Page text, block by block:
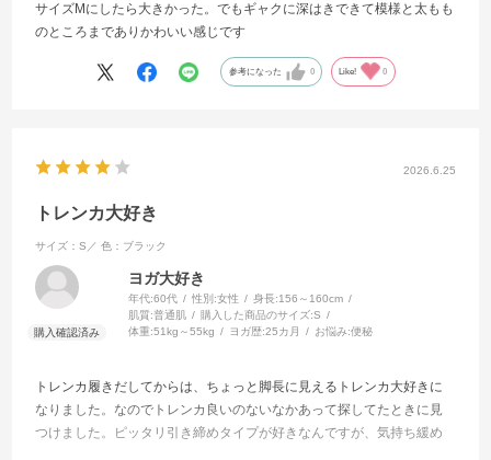
サイズMにしたら大きかった。でもギャクに深はきできて模様と太もも
のところまでありかわいい感じです
参考になった 0 Like! 0
2026.6.25
トレンカ大好き
サイズ：S／ 色：ブラック
ヨガ大好き
年代:60代 性別:女性 身長:156～160cm
肌質:普通肌 購入した商品のサイズ:S
体重:51kg～55kg ヨガ歴:25カ月 お悩み:便秘
トレンカ履きだしてからは、ちょっと脚長に見えるトレンカ大好きに
なりました。なのでトレンカ良いのないなかあって探してたときに見
つけました。ピッタリ引き締めタイプが好きなんですが、気持ち緩め